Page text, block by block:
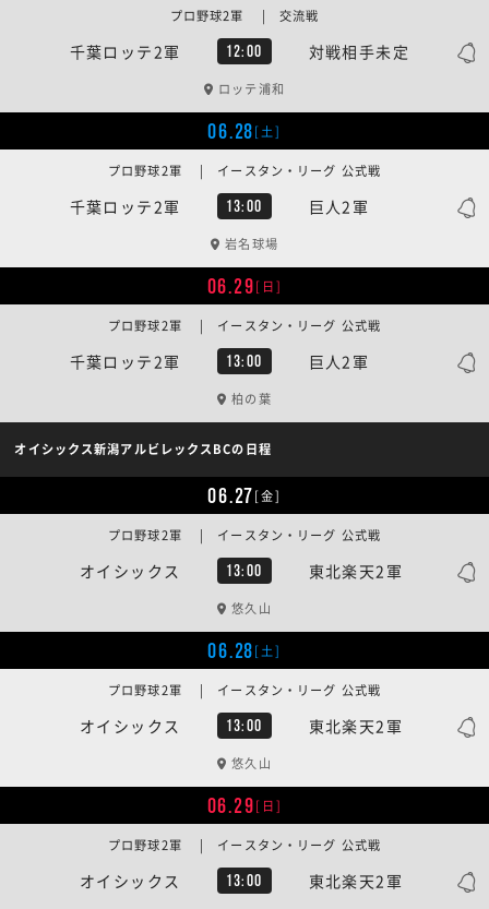
千葉ロッテ2軍 12:00 対戦相手未定
プロ野球2軍 | 交流戦
ロッテ浦和
06.28[土]
千葉ロッテ2軍 13:00 巨人2軍
プロ野球2軍 | イースタン・リーグ 公式戦
岩名球場
06.29[日]
千葉ロッテ2軍 13:00 巨人2軍
プロ野球2軍 | イースタン・リーグ 公式戦
柏の葉
オイシックス新潟アルビレックスBCの日程
06.27[金]
オイシックス 13:00 東北楽天2軍
プロ野球2軍 | イースタン・リーグ 公式戦
悠久山
06.28[土]
オイシックス 13:00 東北楽天2軍
プロ野球2軍 | イースタン・リーグ 公式戦
悠久山
06.29[日]
オイシックス 13:00 東北楽天2軍
プロ野球2軍 | イースタン・リーグ 公式戦